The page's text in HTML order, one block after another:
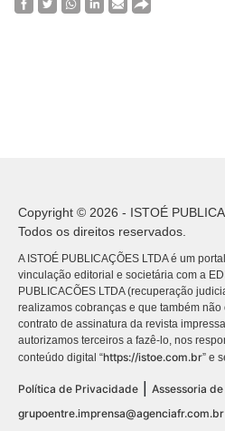
Copyright © 2026 - ISTOÉ
Todos os direitos reservados.
A ISTOÉ PUBLICAÇÕES LTDA é um
vinculação editorial e societária com a
PUBLICACÕES LTDA (recuperação
realizamos cobranças e que também
contrato de assinatura da revista
autorizamos terceiros a fazê-lo, nos
conteúdo digital “https://istoe.com.br” e
Política de Privacidade | Assessoria
grupoentre.imprensa@agenciafr.com.br